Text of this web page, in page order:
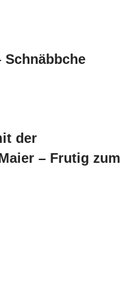
Schnäbbche
der
– Frutig zum